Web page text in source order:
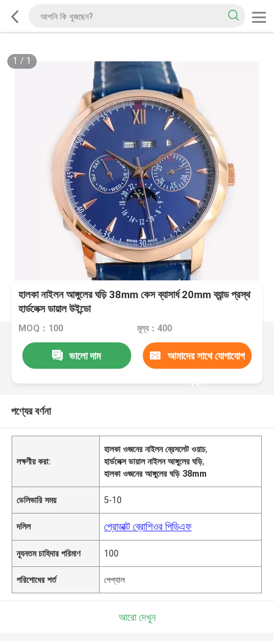
1 / 1
হালকা নাইলন আঙ্গুলের ঘড়ি 38mm কেস ব্যাসার্ধ 20mm ব্যান্ড প্রস্থ
হার্ডলেক্স ডায়াল উইন্ডো
MOQ：100 মূল্য：400
ভালো দাম আমাদের সাথে যোগাযোগ
করুন
পণ্যের বর্ণনা
লক্ষণীয় করা:
হালকা ওজনের নাইলন ব্রেসলেট ওয়াচ,
হার্ডলেক্স ডায়াল নাইলন আঙ্গুলের ঘড়ি,
হালকা ওজনের আঙ্গুলের ঘড়ি 38mm
ডেলিভারি সময় 5-10
দলিল প্রোডাক্ট ব্রোশিওর পিডিএফ
ন্যূনতম চাহিদার পরিমাণ 100
পরিশোধের শর্ত পেপ্যাল
আরো দেখুন